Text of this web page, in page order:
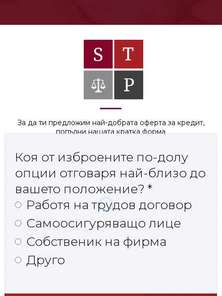
За да ти предложим най-добрата оферта за кредит,
попълни нашата кратка форма
Коя от изброените по-долу
опции отговаря най-близо до
вашето положение? *
Работя на трудов договор
Самоосигуряващо лице
Собственик на фирма
Друго